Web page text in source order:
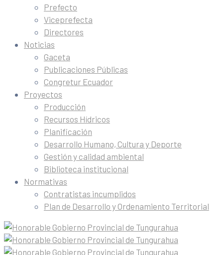
Prefecto
Viceprefecta
Directores
Noticias
Gaceta
Publicaciones Públicas
Congretur Ecuador
Proyectos
Producción
Recursos Hídricos
Planificación
Desarrollo Humano, Cultura y Deporte
Gestión y calidad ambiental
Biblioteca institucional
Normativas
Contratistas incumplidos
Plan de Desarrollo y Ordenamiento Territorial